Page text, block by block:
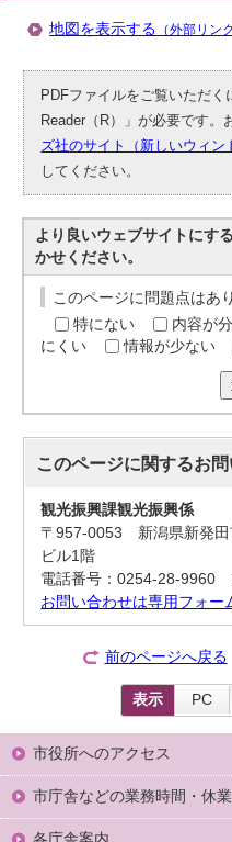
地図を表示する （外部リン
PDFファイルをご覧いただく
Reader（R）」が必要です。
ズ社のサイト（新しいウィン
してください。
より良いウェブサイトにす
かせください。
このページに問題点はあ
特にない
内容が
にくい
情報が少ない
このページに関するお
観光振興課観光振興係
〒957-0053 新潟県新発田
ビル1階
電話番号：0254-28-9960
お問い合わせは専用フォー
前のページへ戻る
表示 PC
市役所へのアクセス
市庁舎などの業務時間・休業